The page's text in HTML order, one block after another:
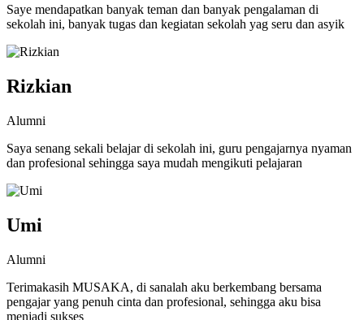
Saye mendapatkan banyak teman dan banyak pengalaman di
sekolah ini, banyak tugas dan kegiatan sekolah yag seru dan asyik
Rizkian
Alumni
Saya senang sekali belajar di sekolah ini, guru pengajarnya nyaman
dan profesional sehingga saya mudah mengikuti pelajaran
Umi
Alumni
Terimakasih MUSAKA, di sanalah aku berkembang bersama
pengajar yang penuh cinta dan profesional, sehingga aku bisa
menjadi sukses